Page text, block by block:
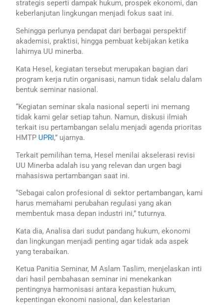
strategis seperti dampak hukum, prospek ekonomi, dan
keberlanjutan lingkungan menjadi fokus saat ini.
Sehingga perlunya pendapat dari berbagai perspektif
akademisi, praktisi, hingga pembuat kebijakan ketika
lahirnya UU minerba.
Kata Hesel, kegiatan tersebut merupakan bagian dari
program kerja rutin organisasi, namun tidak selalu dalam
bentuk seminar nasional.
“Kegiatan seminar skala nasional seperti ini memang
tidak kami gelar setiap tahun. Namun, diskusi ilmiah
terkait isu pertambangan selalu menjadi agenda prioritas
HMTP UPRI,” ujarnya.
Terkait pemilihan tema, Hesel menilai akselerasi revisi
UU Minerba adalah isu yang relevan dan urgen bagi
mahasiswa pertambangan saat ini.
“Sebagai calon profesional di sektor pertambangan, kami
harus memahami perubahan regulasi yang akan
membentuk masa depan industri ini,” tuturnya.
Kata dia, Analisa dari sudut pandang hukum, ekonomi
dan lingkungan menjadi penting agar tidak ada aspek
yang terabaikan.
Ketua Panitia Seminar, M Aslam Taslim, menjelaskan inti
dari hasil pembahasan seminar ini menekankan
pentingnya harmonisasi antara kepastian hukum,
kepentingan ekonomi nasional, dan kelestarian